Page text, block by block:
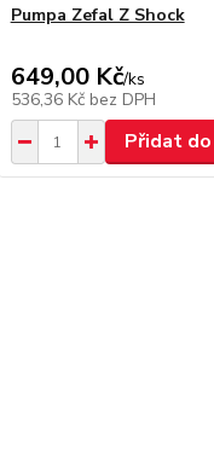
Pumpa Zefal Z Shock
649,00 Kč/ks
536,36 Kč bez DPH
Přidat